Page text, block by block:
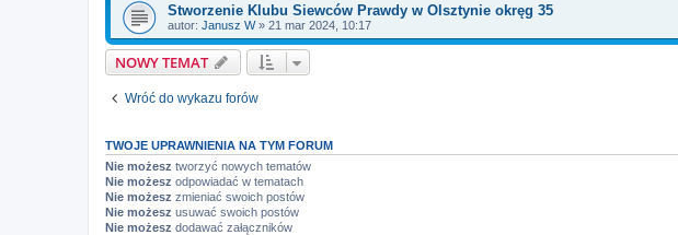
Stworzenie Klubu Siewców Prawdy w Olsztynie okręg 35
autor: Janusz W» 21 mar 2024, 10:17
NOWY TEMAT
Wróć do wykazu forów
TWOJE UPRAWNIENIA NA TYM FORUM
Nie możesz tworzyć nowych tematów
Nie możesz odpowiadać w tematach
Nie możesz zmieniać swoich postów
Nie możesz usuwać swoich postów
Nie możesz dodawać załączników